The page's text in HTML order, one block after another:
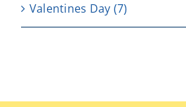
Valentines Day (7)